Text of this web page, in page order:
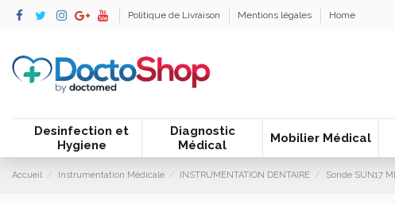
Politique de Livraison Mentions légales Home
Desinfection et
Hygiene
Diagnostic
Médical
Mobilier Médical
Accueil Instrumentation Médicale INSTRUMENTATION DENTAIRE Sonde SUN17